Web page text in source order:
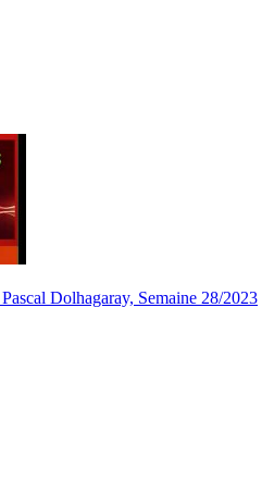
Dolhagaray, Semaine 28/2023